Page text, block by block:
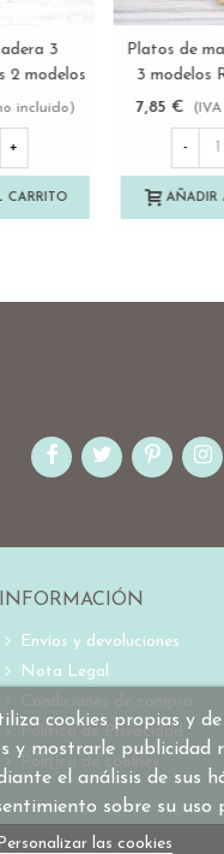
madera
c/asa alta
incluido)
+
CARRITO
Bandeja
rectangular
5,63 €
7,50 €
-
AÑADIR
cookies propias y
y mostrarle publicidad
el análisis de sus
sobre su uso
las cookies
INFORMACIÓN
Envíos y devoluciones
Nota Legal
Política de Privacidad
Política de cookies